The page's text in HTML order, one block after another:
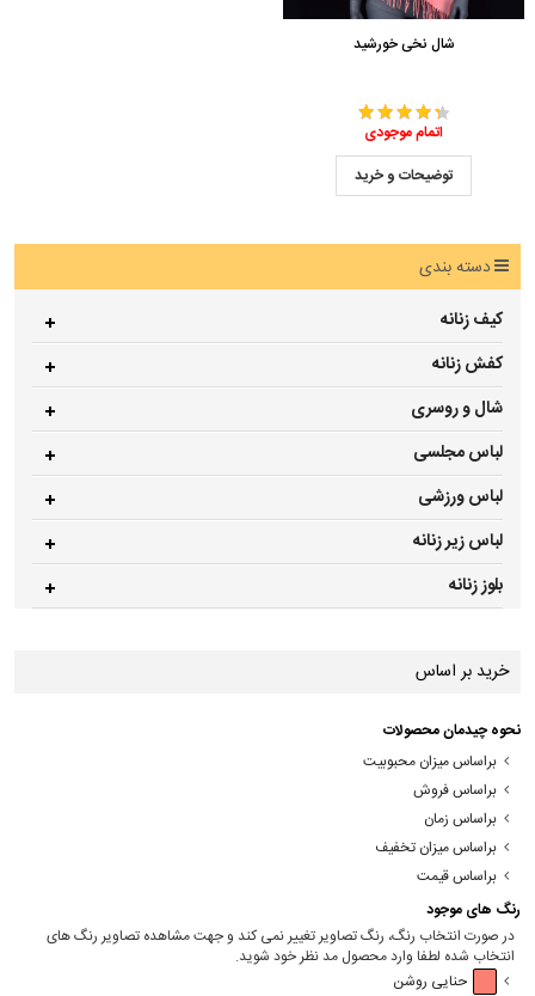
شال نخی خورشید
اتمام موجودی
توضیحات و خرید
دسته بندی
کیف زنانه
کفش زنانه
شال و روسری
لباس مجلسی
لباس ورزشی
لباس زیر زنانه
بلوز زنانه
خرید بر اساس
نحوه چیدمان محصولات
براساس میزان محبوبیت
براساس فروش
براساس زمان
براساس میزان تخفیف
براساس قیمت
رنگ های موجود
در صورت انتخاب رنگ، رنگ تصاویر تغییر نمی کند و جهت مشاهده تصاویر رنگ های
انتخاب شده لطفا وارد محصول مد نظر خود شوید.
حنایی روشن